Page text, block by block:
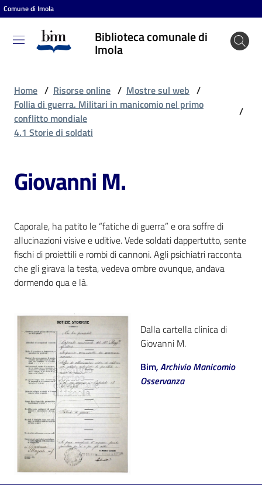
Vai al contenuto
Vai alla navigazione
Vai al footer
Comune di Imola
Biblioteca comunale di
Imola
Biblioteca
comunale
Entra
Cosa
puoi
Scopri
i
contenuti
Risorse
online
Casa
Piani
Archivio
Home / Risorse online / Mostre sul web /
Follia di guerra. Militari in manicomio nel primo
conflitto mondiale
/
4.1 Storie di soldati
Giovanni M.
Caporale, ha patito le “fatiche di guerra” e ora soffre di
allucinazioni visive e uditive. Vede soldati dappertutto, sente
fischi di proiettili e rombi di cannoni. Agli psichiatri racconta
che gli girava la testa, vedeva ombre ovunque, andava
dormendo qua e là.
Dalla cartella clinica di
Giovanni M.
Bim, Archivio Manicomio
Osservanza